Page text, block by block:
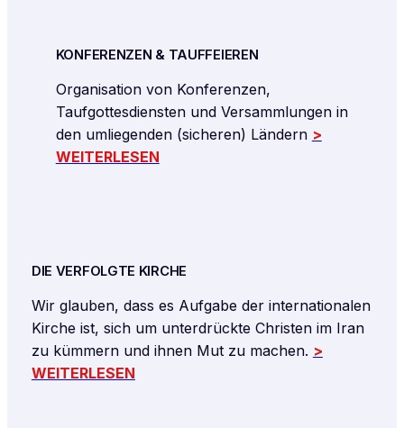
KONFERENZEN & TAUFFEIEREN
Organisation von Konferenzen,
Taufgottesdiensten und Versammlungen in
den umliegenden (sicheren) Ländern >
WEITERLESEN
DIE VERFOLGTE KIRCHE
Wir glauben, dass es Aufgabe der internationalen
Kirche ist, sich um unterdrückte Christen im Iran
zu kümmern und ihnen Mut zu machen. >
WEITERLESEN